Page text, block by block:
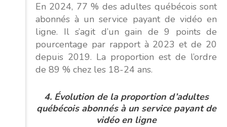
En 2024, 77 % des adultes québécois sont
abonnés à un service payant de vidéo en
ligne. Il s’agit d’un gain de 9 points de
pourcentage par rapport à 2023 et de 20
depuis 2019. La proportion est de l’ordre
de 89 % chez les 18-24 ans.
4. Évolution de la proportion d’adultes
québécois abonnésà un service payant de
vidéo en ligne